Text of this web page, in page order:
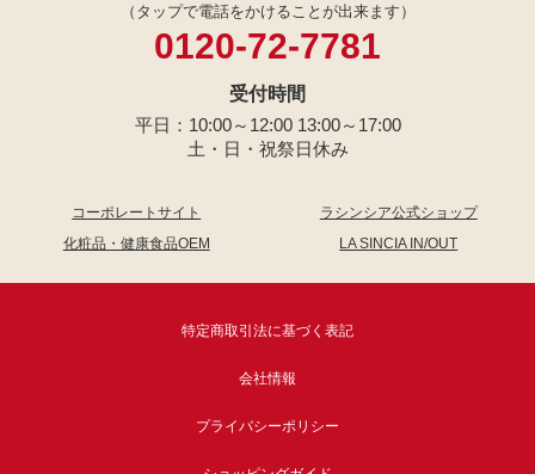
（タップで電話をかけることが出来ます）
0120-72-7781
受付時間
平日：10:00～12:00 13:00～17:00
土・日・祝祭日休み
コーポレートサイト
ラシンシア公式ショップ
化粧品・健康食品OEM
LA SINCIA IN/OUT
特定商取引法に基づく表記
会社情報
プライバシーポリシー